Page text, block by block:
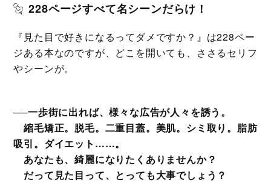
228ページすべて名シーンだらけ！
『見た目で好きになるってダメですか？』は228ペー
ジある本なのですが、どこを開いても、ささるセリフ
やシーンが。
──一歩街に出れば、様々な広告が人々を誘う。
縮毛矯正。脱毛。二重目蓋。美肌。シミ取り。脂肪
吸引。ダイエット……。
あなたも、綺麗になりたくありませんか？
だって見た目って、とっても大事でしょう？